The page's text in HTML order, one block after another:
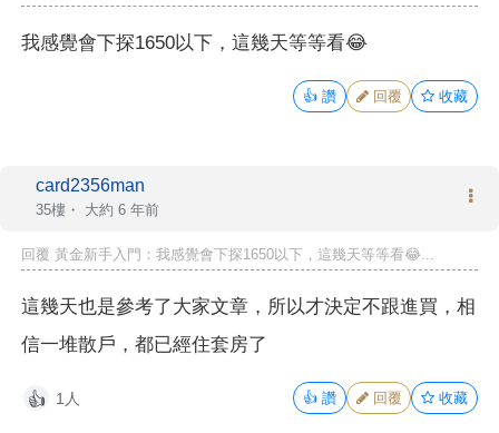
我感覺會下探1650以下，這幾天等等看😂
👍 讚 回覆 收藏
card2356man
35樓・ 大約 6 年前
回覆 黃金新手入門：我感覺會下探1650以下，這幾天等等看😂...
這幾天也是參考了大家文章，所以才決定不跟進買，相
信一堆散戶，都已經住套房了
👍 1人 👍 讚 回覆 收藏